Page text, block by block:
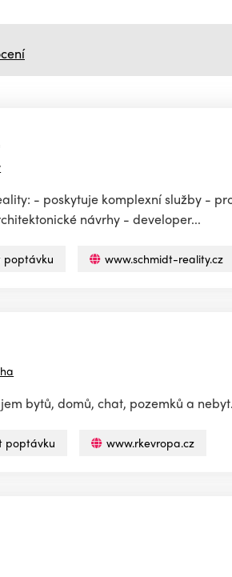
- poskytuje komplexní služby -
návrhy - developer...
poptávku www.schmidt-reality.cz
bytů, domů, chat, pozemků a
poptávku www.rkevropa.cz